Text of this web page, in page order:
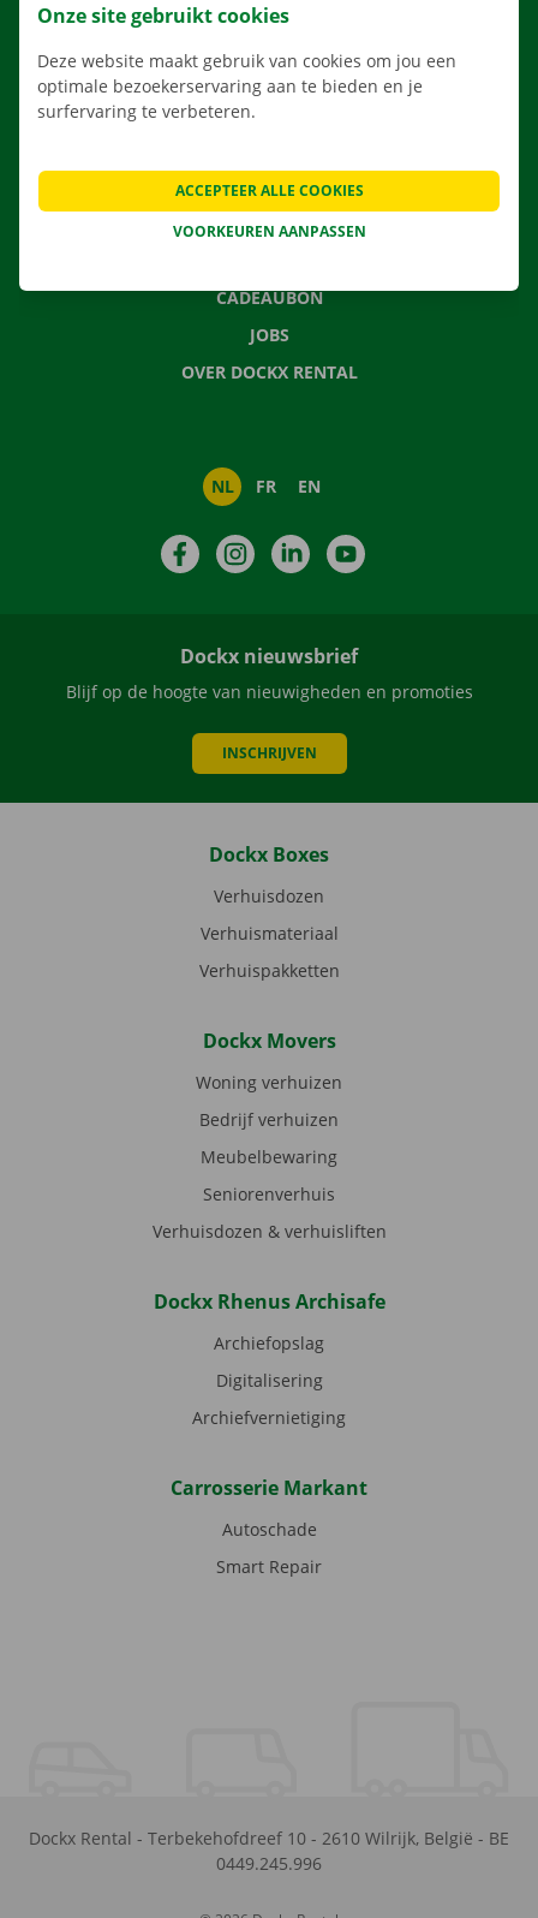
VERHUISOPLOSSINGEN
CONTACTEER ONS
VEELGESTELDE VRAGEN
CADEAUBON
JOBS
OVER DOCKX RENTAL
NL FR EN
FacebookInstagramLinkedIn
Dockx nieuwsbrief
Blijf op de hoogte van nieuwigheden en promoties
INSCHRIJVEN
Dockx Boxes
Verhuisdozen
Verhuismateriaal
Verhuispakketten
Dockx Movers
Woning verhuizen
Bedrijf verhuizen
Meubelbewaring
Seniorenverhuis
Verhuisdozen & verhuisliften
Dockx Rhenus Archisafe
Archiefopslag
Digitalisering
Archiefvernietiging
Carrosserie Markant
Autoschade
Smart Repair
Dockx Rental - Terbekehofdreef 10 - 2610 Wilrijk, België - BE
0449.245.996
Onze site gebruikt cookies
Deze website maakt gebruik van cookies om jou een
optimale bezoekerservaring aan te bieden en je
surfervaring te verbeteren.
VOORKEUREN AANPASSEN
ACCEPTEER ALLE COOKIES